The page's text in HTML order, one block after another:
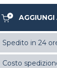
Spedito in 24
Costo